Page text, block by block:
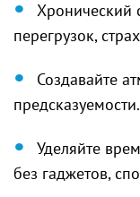
Хронический
перегрузок,
Создавайте
предсказуемости.
Уделяйте
без гаджетов,